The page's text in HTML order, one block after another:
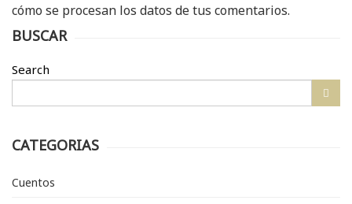
cómo se procesan los datos de tus comentarios.
BUSCAR
Search
CATEGORIAS
Cuentos